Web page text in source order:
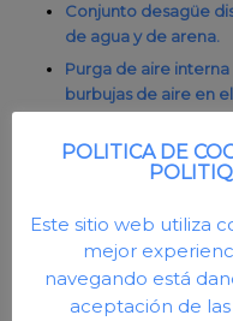
Conjunto desagüe
de agua y de arena.
Purga de aire
burbujas de aire en
POLITICA DE
Este sitio web utiliza
mejor
navegando está
aceptación de